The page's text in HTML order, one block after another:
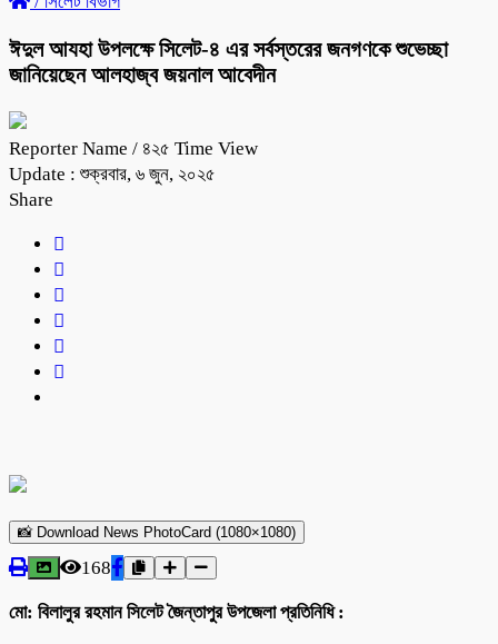
ঈদুল আযহা উপলক্ষে সিলেট-৪ এর সর্বস্তরের জনগণকে শুভেচ্ছা
জানিয়েছেন আলহাজ্ব জয়নাল আবেদীন
Reporter Name / ৪২৫ Time View
Update : শুক্রবার, ৬ জুন, ২০২৫
Share
📸 Download News PhotoCard (1080×1080)
168
মো: বিলালুর রহমান সিলেট জৈন্তাপুর উপজেলা প্রতিনিধি :